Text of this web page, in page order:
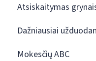
Atsiskaitymas
Dažniausiai
Mokesčių ABC